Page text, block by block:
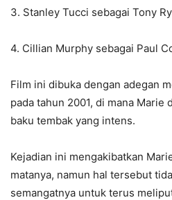
3. Stanley Tucci sebagai Tony
4. Cillian Murphy sebagai Paul
Film ini dibuka dengan adegan
pada tahun 2001, di mana Marie
baku tembak yang intens.
Kejadian ini mengakibatkan
matanya, namun hal tersebut
semangatnya untuk terus